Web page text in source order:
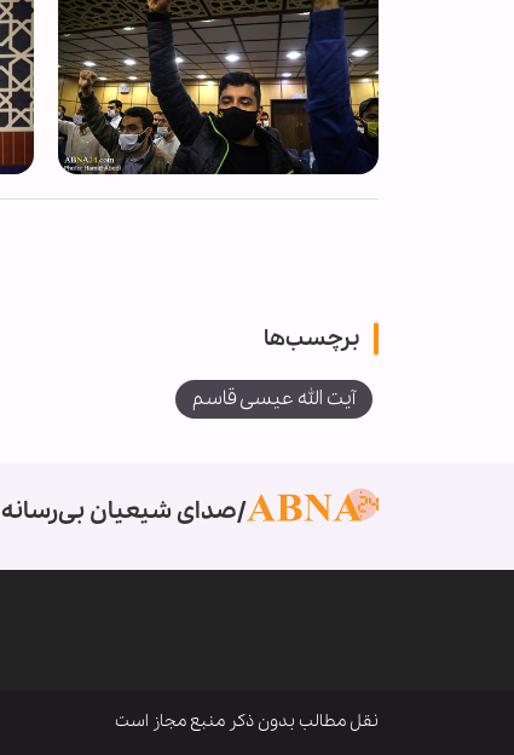
برچسب‌ها
آیت الله عیسی قاسم
صدای شیعیان بی‌رسانه
نقل مطالب بدون ذکر منبع مجاز است